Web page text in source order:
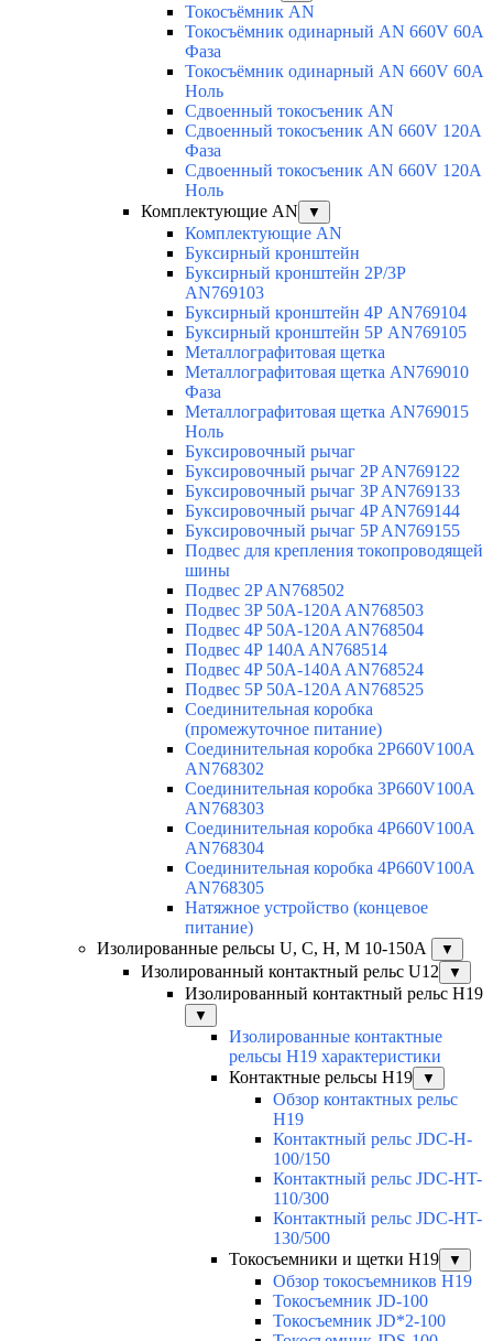
Токосъёмник AN
Токосъёмник одинарный AN 660V 60A
Фаза
Токосъёмник одинарный AN 660V 60A
Ноль
Сдвоенный токосъеник AN
Сдвоенный токосъеник AN 660V 120A
Фаза
Сдвоенный токосъеник AN 660V 120A
Ноль
Комплектующие AN
▼
Комплектующие AN
Буксирный кронштейн
Буксирный кронштейн 2Р/3Р
AN769103
Буксирный кронштейн 4Р AN769104
Буксирный кронштейн 5Р AN769105
Металлографитовая щетка
Металлографитовая щетка AN769010
Фаза
Металлографитовая щетка AN769015
Ноль
Буксировочный рычаг
Буксировочный рычаг 2P AN769122
Буксировочный рычаг 3P AN769133
Буксировочный рычаг 4P AN769144
Буксировочный рычаг 5P AN769155
Подвес для крепления токопроводящей
шины
Подвес 2P AN768502
Подвес 3P 50A-120A AN768503
Подвес 4P 50A-120A AN768504
Подвес 4P 140A AN768514
Подвес 4P 50A-140A AN768524
Подвес 5P 50A-120A AN768525
Соединительная коробка
(промежуточное питание)
Соединительная коробка 2P660V100A
AN768302
Соединительная коробка 3P660V100A
AN768303
Соединительная коробка 4P660V100A
AN768304
Соединительная коробка 4P660V100A
AN768305
Натяжное устройство (концевое
питание)
Изолированные рельсы U, C, H, M 10-150А
▼
Изолированный контактный рельс U12 ▼
Изолированный контактный рельс Н19
▼
Изолированные контактные
рельсы Н19 характеристики
Контактные рельсы H19
▼
Обзор контактных рельс
H19
Контактный рельс JDC-H-
100/150
Контактный рельс JDC-HT-
110/300
Контактный рельс JDC-HT-
130/500
Токосъемники и щетки H19
▼
Обзор токосъемников H19
Токосъемник JD-100
Токосъемник JD*2-100